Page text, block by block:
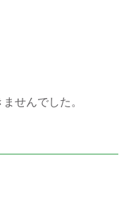
せんでした。